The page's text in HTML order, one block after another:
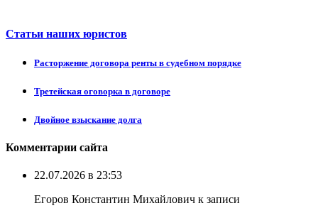
Статьи наших юристов
Расторжение договора ренты в судебном порядке
Третейская оговорка в договоре
Двойное взыскание долга
Комментарии сайта
22.07.2026 в 23:53
Егоров Константин Михайлович к записи